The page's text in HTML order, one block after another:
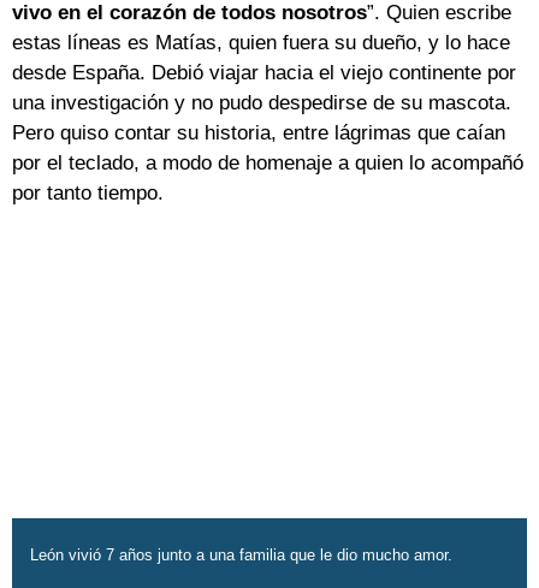
vivo en el corazón de todos nosotros”. Quien escribe
estas líneas es Matías, quien fuera su dueño, y lo hace
desde España. Debió viajar hacia el viejo continente por
una investigación y no pudo despedirse de su mascota.
Pero quiso contar su historia, entre lágrimas que caían
por el teclado, a modo de homenaje a quien lo acompañó
por tanto tiempo.
León vivió 7 años junto a una familia que le dio mucho amor.